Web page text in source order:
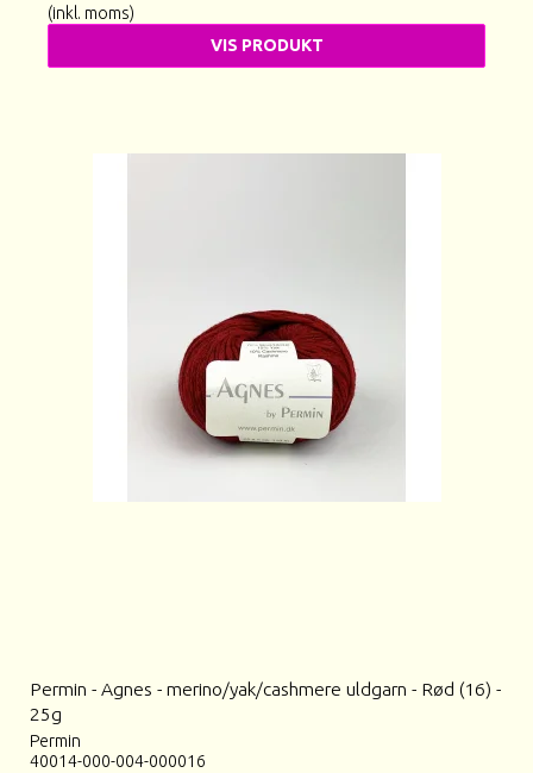
(inkl. moms)
VIS PRODUKT
Permin - Agnes - merino/yak/cashmere uldgarn - Rød (16) -
25g
Permin
40014-000-004-000016